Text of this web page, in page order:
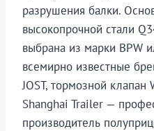
разрушения балки.
высокопрочной стали
выбрана из марки BPW
всемирно известные
JOST, тормозной клапан
Shanghai Trailer —
производитель